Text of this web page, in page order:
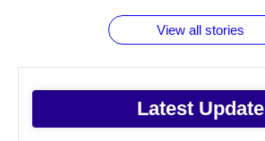
View all stories
Latest Update